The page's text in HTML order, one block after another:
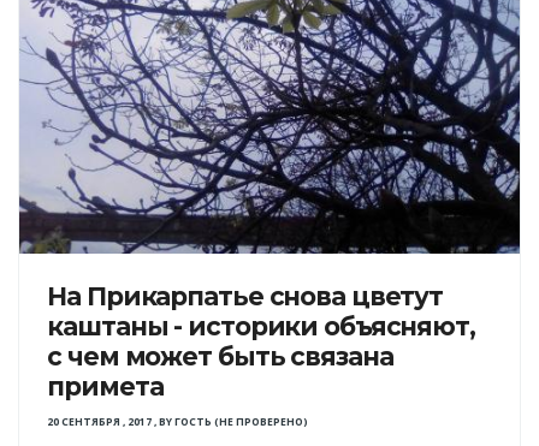
На Прикарпатье снова цветут
каштаны - историки объясняют,
с чем может быть связана
примета
20 СЕНТЯБРЯ , 2017,BYГОСТЬ (НЕ ПРОВЕРЕНО)